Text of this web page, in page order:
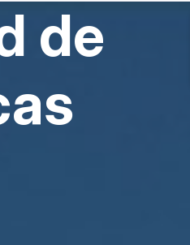
de